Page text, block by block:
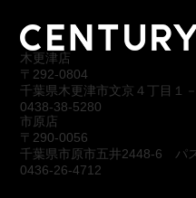
木更津店
〒292-0804
千葉県木更津市文京４丁目１
0438-38-5280
市原店
〒290-0056
千葉県市原市五井2448-6 パ
0436-26-4712